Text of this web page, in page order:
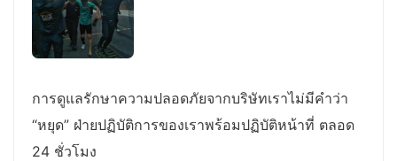
การดูแลรักษาความปลอดภัยจากบริษัทเราไม่มีคำว่า
“หยุด” ฝ่ายปฏิบัติการของเราพร้อมปฏิบัติหน้าที่ ตลอด
24 ชั่วโมง